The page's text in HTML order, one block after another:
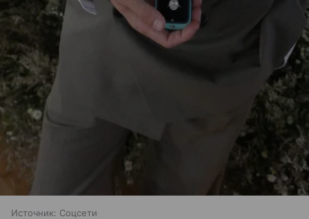
Источник: Соцсети